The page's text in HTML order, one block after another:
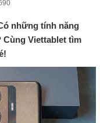
những tính năng
Viettablet tìm